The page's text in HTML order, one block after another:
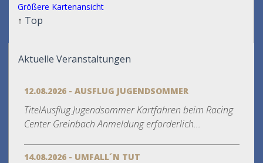
Größere Kartenansicht
↑ Top
Aktuelle Veranstaltungen
12.08.2026 - AUSFLUG JUGENDSOMMER
TitelAusflug Jugendsommer Kartfahren beim Racing
Center Greinbach Anmeldung erforderlich...
14.08.2026 - UMFALL´N TUT